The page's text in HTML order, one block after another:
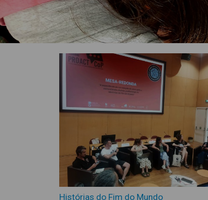
Histórias do Fim do Mundo